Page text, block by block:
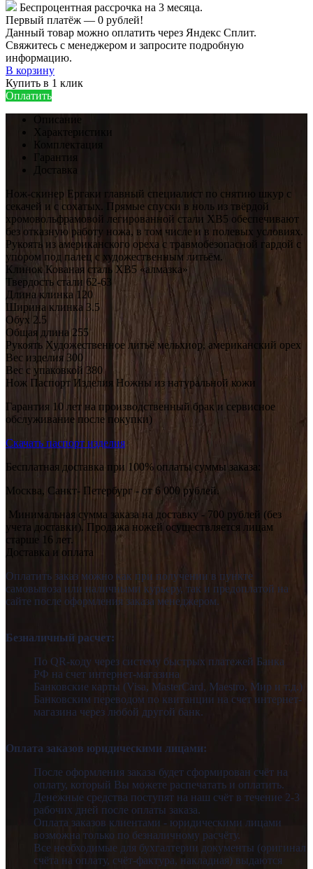
Беспроцентная рассрочка на 3 месяца.
Первый платёж — 0 рублей!
Данный товар можно оплатить через Яндекс Сплит.
Свяжитесь с менеджером и запросите подробную
информацию.
В корзину
Купить в 1 клик
Оплатить
Описание
Характеристики
Комплектация
Гарантия
Доставка
Нож-скинер Ергаки главный специалист по снятию шкур с
секачей и с сохатых. Прямые спуски в ноль из твёрдой
хромовольфрамовой легированной стали ХВ5 обеспечивают
без отказную работу ножа, в том числе и в полевых условиях.
Рукоять из американского ореха с травмобезопасной гардой с
упором под палец с художественным литьём.
Клинок Кованая сталь ХВ5 «алмазка»
Твердость стали 62-63
Длина клинка 120
Ширина клинка 3.5
Обух 2.5
Общая длина 255
Рукоять Художественное литьё мельхиор, американский орех
Вес изделия 300
Вес с упаковкой 380
Нож Паспорт Изделия Ножны из натуральной кожи
Гарантия 10 лет на производственный брак и сервисное
обслуживание после покупки)
Скачать паспорт изделия
Бесплатная доставка при 100% оплаты суммы заказа:
Москва, Санкт- Петербург - от 6 000 рублей.
Минимальная сумма заказа на доставку - 700 рублей (без
учета доставки). Продажа ножей осуществляется лицам
старше 16 лет.
Доставка и оплата
Оплатить заказ можно как при получении в пункте
самовывоза или наличными курьеру, так и предоплатой на
сайте после оформления заказа менеджером.
Безналичный расчет:
По QR-коду через систему быстрых платежей Банка
РФ на счет интернет-магазина
Банковские карты (Visa, MasterCard, Maestro, Мир и т.д.)
Банковским переводом по квитанции на счет интернет-
магазина через любой другой банк.
Оплата заказов юридическими лицами:
После оформления заказа будет сформирован счёт на
оплату, который Вы можете распечатать и оплатить.
Денежные средства поступят на наш счёт в течение 2-3
рабочих дней после оплаты заказа.
Оплата заказов клиентами - юридическими лицами
возможна только по безналичному расчёту.
Все необходимые для бухгалтерии документы (оригинал
счёта на оплату, счёт-фактура, накладная) выдаются